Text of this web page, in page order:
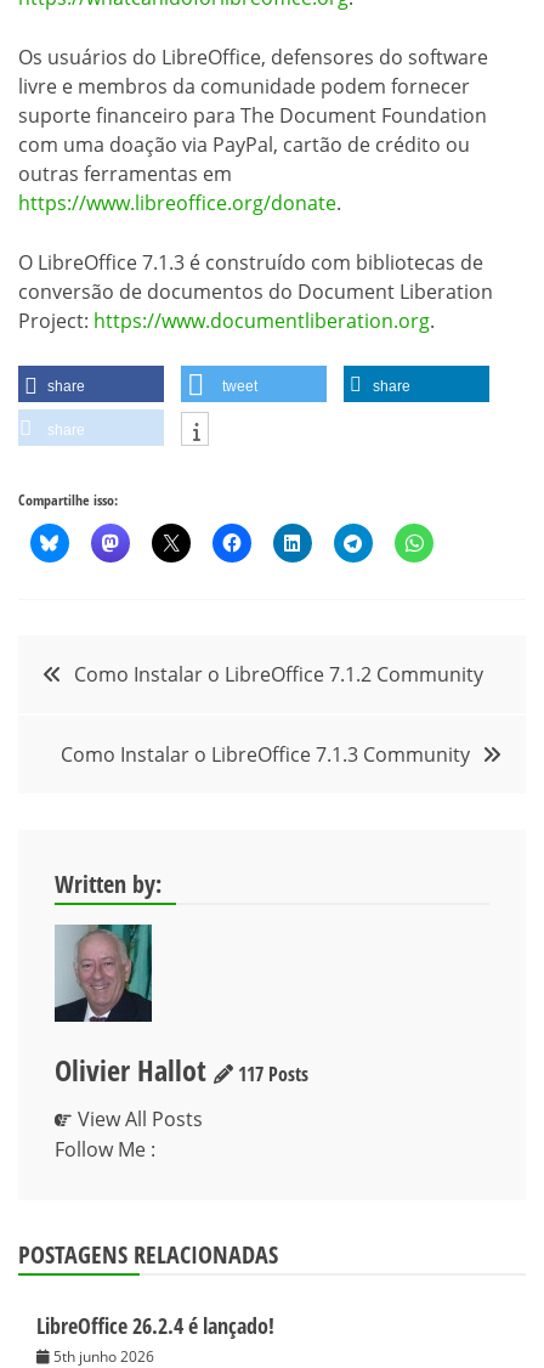
Os usuários do LibreOffice, defensores do software
livre e membros da comunidade podem fornecer
suporte financeiro para The Document Foundation
com uma doação via PayPal, cartão de crédito ou
outras ferramentas em
https://www.libreoffice.org/donate.
O LibreOffice 7.1.3 é construído com bibliotecas de
conversão de documentos do Document Liberation
Project: https://www.documentliberation.org.
share tweet share
share
Compartilhe isso:
Navegação
Post
Como Instalar o LibreOffice 7.1.2 Community
Como Instalar o LibreOffice 7.1.3 Community
Written by:
Olivier Hallot
117 Posts
View All Posts
Follow Me :
POSTAGENS RELACIONADAS
LibreOffice 26.2.4 é lançado!
5th junho 2026